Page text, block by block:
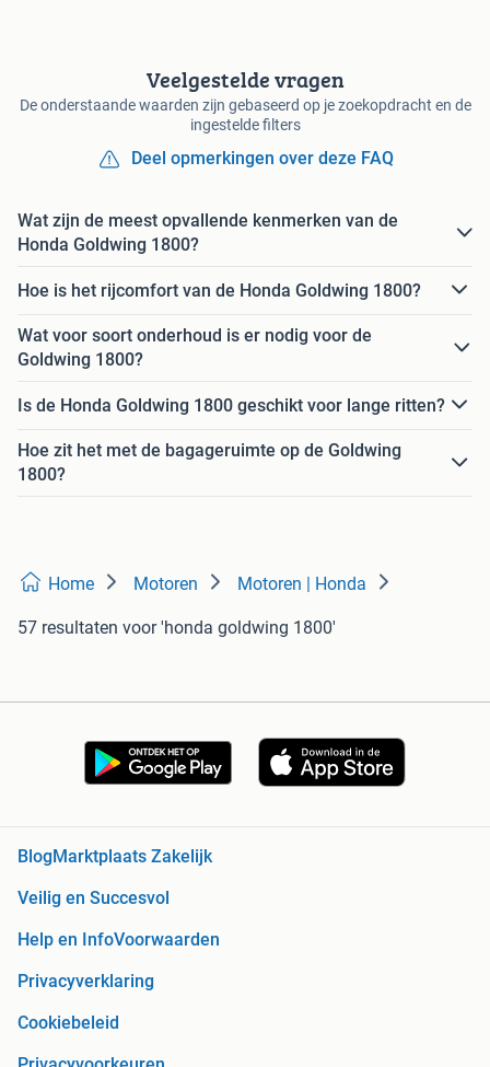
Veelgestelde vragen
De onderstaande waarden zijn gebaseerd op je zoekopdracht en de
ingestelde filters
Deel opmerkingen over deze FAQ
Wat zijn de meest opvallende kenmerken van de
Honda Goldwing 1800?
Hoe is het rijcomfort van de Honda Goldwing 1800?
Wat voor soort onderhoud is er nodig voor de
Goldwing 1800?
Is de Honda Goldwing 1800 geschikt voor lange ritten?
Hoe zit het met de bagageruimte op de Goldwing
1800?
Home Motoren Motoren | Honda
57 resultaten voor 'honda goldwing 1800'
Blog Marktplaats Zakelijk
Veilig en Succesvol
Help en InfoVoorwaarden
Privacyverklaring
Cookiebeleid